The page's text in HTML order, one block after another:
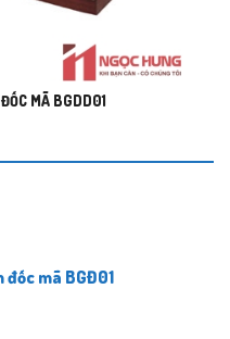
MÃ BGDD01
mã BGĐ01